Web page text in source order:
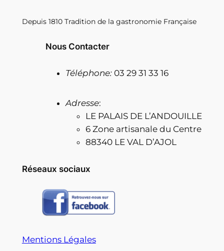
Depuis 1810 Tradition de la gastronomie Française
Nous Contacter
Téléphone: 03 29 31 33 16
Adresse:
LE PALAIS DE L’ANDOUILLE
6 Zone artisanale du Centre
88340 LE VAL D’AJOL
Réseaux sociaux
Mentions Légales